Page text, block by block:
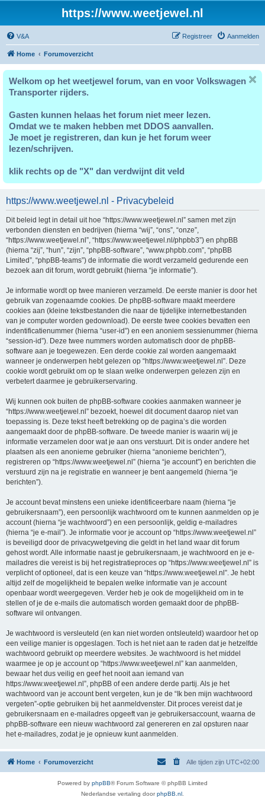
https://www.weetjewel.nl
V&A Aanmelden
Registreer
Home Forumoverzicht
Welkom op het weetjewel forum, van en voor Volkswagen
Transporter rijders.
Gasten kunnen helaas het forum niet meer lezen.
Omdat we te maken hebben met DDOS aanvallen.
Je moet je registreren, dan kun je het forum weer
lezen/schrijven.
klik rechts op de "X" dan verdwijnt dit veld
https://www.weetjewel.nl - Privacybeleid
Dit beleid legt in detail uit hoe “https://www.weetjewel.nl” samen met zijn
verbonden diensten en bedrijven (hierna “wij”, “ons”, “onze”,
“https://www.weetjewel.nl”, “https://www.weetjewel.nl/phpbb3”) en phpBB
(hierna “zij”, “hun”, “zijn”, “phpBB-software”, “www.phpbb.com”, “phpBB
Limited”, “phpBB-teams”) de informatie die wordt verzameld gedurende een
bezoek aan dit forum, wordt gebruikt (hierna “je informatie”).
Je informatie wordt op twee manieren verzameld. De eerste manier is door het
gebruik van zogenaamde cookies. De phpBB-software maakt meerdere
cookies aan (kleine tekstbestanden die naar de tijdelijke internetbestanden
van je computer worden gedownload). De eerste twee cookies bevatten een
indentificatienummer (hierna “user-id”) en een anoniem sessienummer (hierna
“session-id”). Deze twee nummers worden automatisch door de phpBB-
software aan je toegewezen. Een derde cookie zal worden aangemaakt
wanneer je onderwerpen hebt gelezen op “https://www.weetjewel.nl”. Deze
cookie wordt gebruikt om op te slaan welke onderwerpen gelezen zijn en
verbetert daarmee je gebruikerservaring.
Wij kunnen ook buiten de phpBB-software cookies aanmaken wanneer je
“https://www.weetjewel.nl” bezoekt, hoewel dit document daarop niet van
toepassing is. Deze tekst heeft betrekking op de pagina’s die worden
aangemaakt door de phpBB-software. De tweede manier is waarin wij je
informatie verzamelen door wat je aan ons verstuurt. Dit is onder andere het
plaatsen als een anonieme gebruiker (hierna “anonieme berichten”),
registreren op “https://www.weetjewel.nl” (hierna “je account”) en berichten die
verstuurd zijn na je registratie en wanneer je bent aangemeld (hierna “je
berichten”).
Je account bevat minstens een unieke identificeerbare naam (hierna “je
gebruikersnaam”), een persoonlijk wachtwoord om te kunnen aanmelden op je
account (hierna “je wachtwoord”) en een persoonlijk, geldig e-mailadres
(hierna “je e-mail”). Je informatie voor je account op “https://www.weetjewel.nl”
is beveiligd door de privacywetgeving die geldt in het land waar dit forum
gehost wordt. Alle informatie naast je gebruikersnaam, je wachtwoord en je e-
mailadres die vereist is bij het registratieproces op “https://www.weetjewel.nl” is
verplicht of optioneel, dat is een keuze van “https://www.weetjewel.nl”. Je hebt
altijd zelf de mogelijkheid te bepalen welke informatie van je account
openbaar wordt weergegeven. Verder heb je ook de mogelijkheid om in te
stellen of je de e-mails die automatisch worden gemaakt door de phpBB-
software wil ontvangen.
Je wachtwoord is versleuteld (en kan niet worden ontsleuteld) waardoor het op
een veilige manier is opgeslagen. Toch is het niet aan te raden dat je hetzelfde
wachtwoord gebruikt op meerdere websites. Je wachtwoord is het middel
waarmee je op je account op “https://www.weetjewel.nl” kan aanmelden,
bewaar het dus veilig en geef het nooit aan iemand van
https://www.weetjewel.nl”, phpBB of een andere derde partij. Als je het
wachtwoord van je account bent vergeten, kun je de “Ik ben mijn wachtwoord
vergeten”-optie gebruiken bij het aanmeldvenster. Dit proces vereist dat je
gebruikersnaam en e-mailadres opgeeft van je gebruikersaccount, waarna de
phpBB-software een nieuw wachtwoord zal genereren en zal opsturen naar
het e-mailadres, zodat je je opnieuw kunt aanmelden.
Home Forumoverzicht Alle tijden zijn UTC+02:00
Powered by phpBB® Forum Software © phpBB Limited
Nederlandse vertaling doorphpBB.nl